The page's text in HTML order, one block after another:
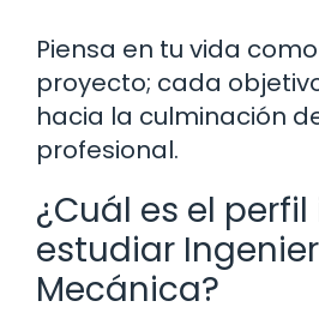
Piensa en tu vida
proyecto; cada
hacia la culminación
profesional.
¿Cuál es el
estudiar
Mecánica?